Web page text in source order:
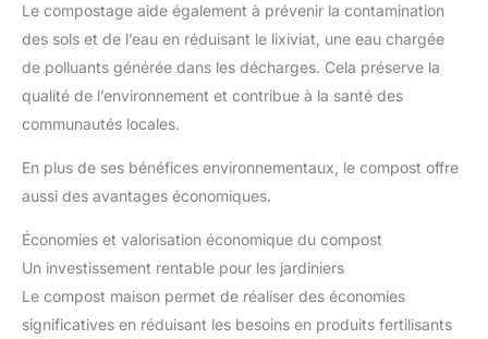
Le compostage aide également à prévenir la contamination
des sols et de l’eau en réduisant le lixiviat, une eau chargée
de polluants générée dans les décharges. Cela préserve la
qualité de l’environnement et contribue à la santé des
communautés locales.
En plus de ses bénéfices environnementaux, le compost offre
aussi des avantages économiques.
Économies et valorisation économique du compost
Un investissement rentable pour les jardiniers
Le compost maison permet de réaliser des économies
significatives en réduisant les besoins en produits fertilisants